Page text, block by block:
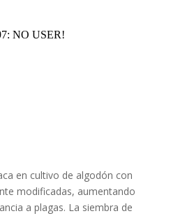
en cultivo de algodón con
modificadas, aumentando
a plagas. La siembra de